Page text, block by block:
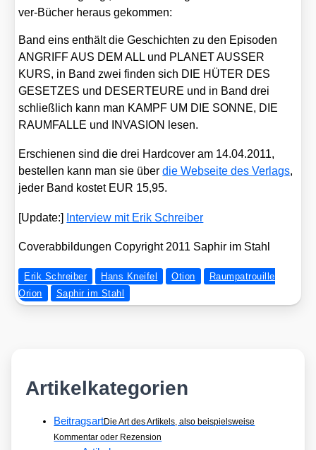
ver-Bücher her­aus gekom­men:
Band eins ent­hält die Geschich­ten zu den Epi­so­den
ANGRIFF AUS DEM ALL und PLANET AUSSER
KURS, in Band zwei fin­den sich DIE HÜTER DES
GESETZES und DESERTEURE und in Band drei
schließ­lich kann man KAMPF UM DIE SONNE, DIE
RAUMFALLE und INVASION lesen.
Erschie­nen sind die drei Hard­co­ver am 14.04.2011,
bestel­len kann man sie überdie Web­sei­te des Ver­lags,
jeder Band kos­tet EUR 15,95.
[Update:] Inter­view mit Erik Schrei­ber
Cover­ab­bil­dun­gen Copy­right 2011 Saphir im Stahl
Erik Schreiber Hans Kneifel Otion
Raumpatrouille
Orion
Saphir im Stahl
Artikelkategorien
BeitragsartDie Art des Artikels, also beispielsweise
Kommentar oder Rezension